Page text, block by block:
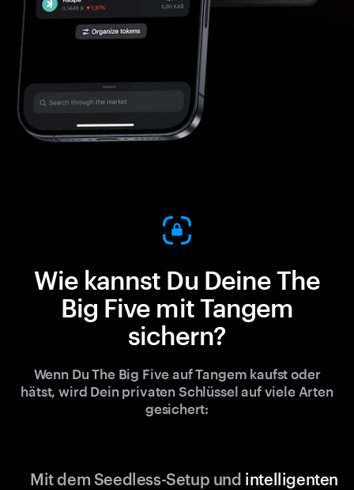
Wie kannst Du Deine The
Big Five mit Tangem
sichern?
Wenn Du The Big Five auf Tangem kaufst oder
hätst, wird Dein privaten Schlüssel auf viele Arten
gesichert:
Mit dem Seedless-Setup und intelligenten